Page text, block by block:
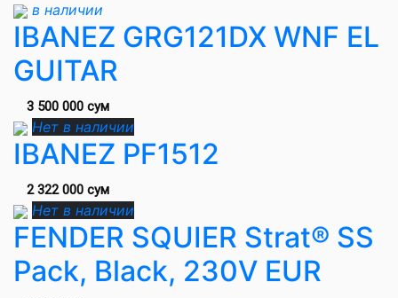
в наличии
IBANEZ GRG121DX WNF EL
GUITAR
3 500 000 сум
Нет в наличии
IBANEZ PF1512
2 322 000 сум
Нет в наличии
FENDER SQUIER Strat® SS
Pack, Black, 230V EUR